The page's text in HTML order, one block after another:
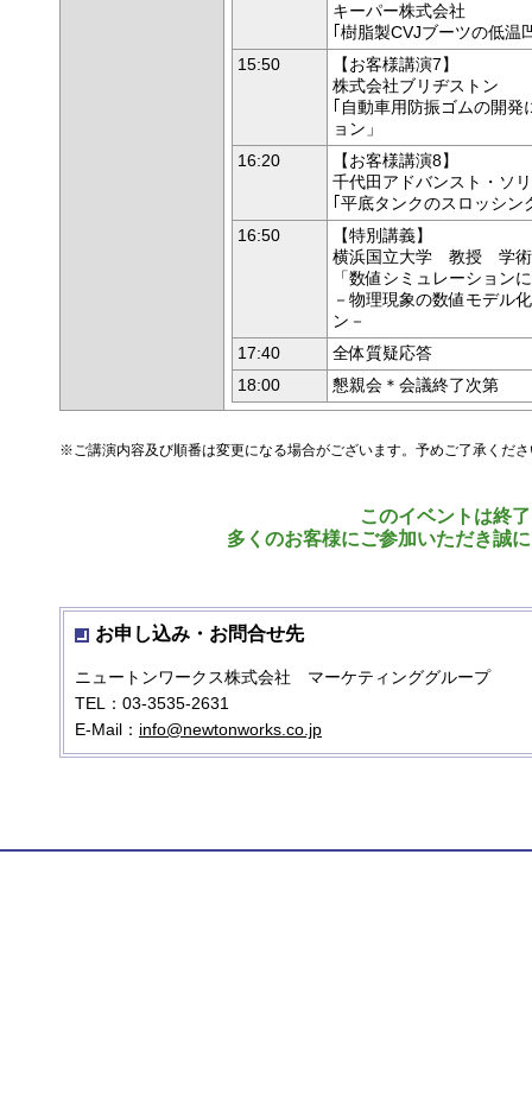
キーパー株式会社
｢樹脂製CVJブーツの低温
15:50
【お客様講演7】
株式会社ブリヂストン
｢自動車用防振ゴムの開
ョン」
16:20
【お客様講演8】
千代田アドバンスト・ソ
｢平底タンクのスロッシ
16:50
【特別講義】
横浜国立大学 教授 学
「数値シミュレーション
－物理現象の数値モデル
ン－
17:40
全体質疑応答
18:00
懇親会＊会議終了次第
※ご講演内容及び順番は変更になる場合がございます。予めご了承くだ
このイベントは終
多くのお客様にご参加いただき誠
お申し込み・お問合せ先
ニュートンワークス株式会社 マーケティンググループ
TEL：03-3535-2631
E-Mail： info@newtonworks.co.jp